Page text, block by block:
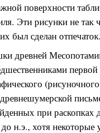
поверхности
Эти рисунки не так
был сделан
древней
первой
при раскопках
н.э., хотя некоторые